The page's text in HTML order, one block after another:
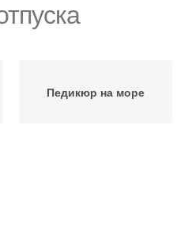
Педикюр на море